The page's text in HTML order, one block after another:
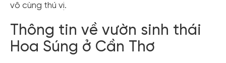
vô cùng thú vị.
Thông tin về vườn sinh thái
Hoa Súng ở Cần Thơ